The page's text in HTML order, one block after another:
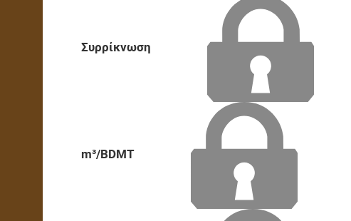
Συρρίκνωση
m³/BDMT